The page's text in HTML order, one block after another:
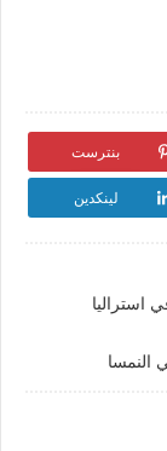
بنترست
لينكدين
استراليا
النمسا